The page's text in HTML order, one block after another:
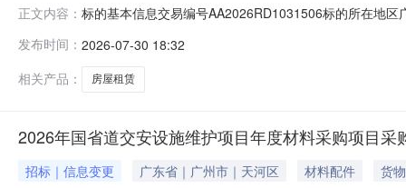
正文内容： 标的基本信息交易编号AA2026RD1031506标的所在地
免租期限无标的权证信息产权人(业主姓名)权证名称权证
发布时间： 2026-07-30 18:32
相关产品：
房屋租赁
2026年国省道交安设施维护项目年度材料采购项目采
招标｜信息变更 广东省｜广州市｜天河区 材料配件
货物